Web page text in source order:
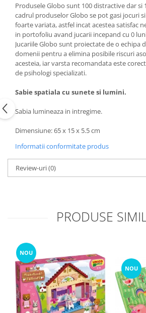
Produsele Globo sunt 100 distractive dar si
cadrul produselor Globo se pot gasi jocuri
foarte variata, astfel incat acestea satisfac
in portofoliu avand jucarii incepand cu 0
Jucariile Globo sunt proiectate de o echipa
domenii pentru a elimina posibile riscuri
acesteia, iar varsta recomandata este
de psihologi specializati.
Sabie spatiala cu sunete si lumini.
Sabia lumineaza in intregime.
Dimensiune: 65 x 15 x 5.5 cm
Informatii conformitate produs
Review-uri(0)
PRODUSE
NOU
NOU